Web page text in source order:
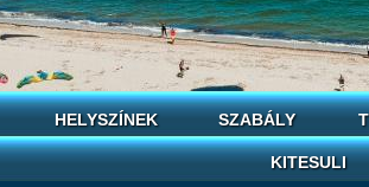
HELYSZÍNEK SZABÁLY
KITESULI